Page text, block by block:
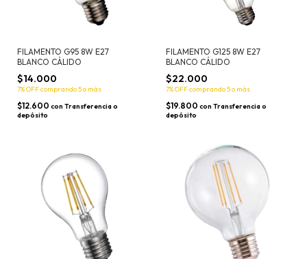
FILAMENTO G95 8W E27
BLANCO CÁLIDO
$14.000
7% OFFcomprando 5 o más
$12.600 con Transferencia o
depósito
FILAMENTO G125 8W E27
BLANCO CÁLIDO
$22.000
7% OFFcomprando 5 o más
$19.800 con Transferencia o
depósito